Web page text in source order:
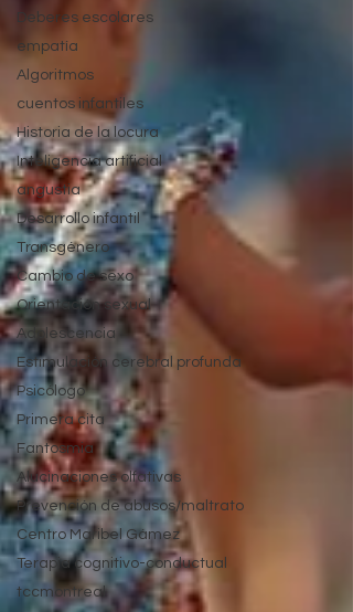
Deberes escolares
empatía
Algoritmos
cuentos infantiles
Historia de la locura
Inteligencia artificial
angustia
Desarrollo infantil
Transgénero
Cambio de sexo
Orientación sexual
Adolescencia
Estimulación cerebral profunda
Psicólogo
Primera cita
Fantosmia
Alucinaciones olfativas
Prevención de abusos/maltrato
Centro Maribel Gámez
Terapia cognitivo-conductual
tccmontreal